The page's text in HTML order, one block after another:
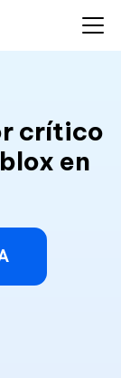
crítico
en